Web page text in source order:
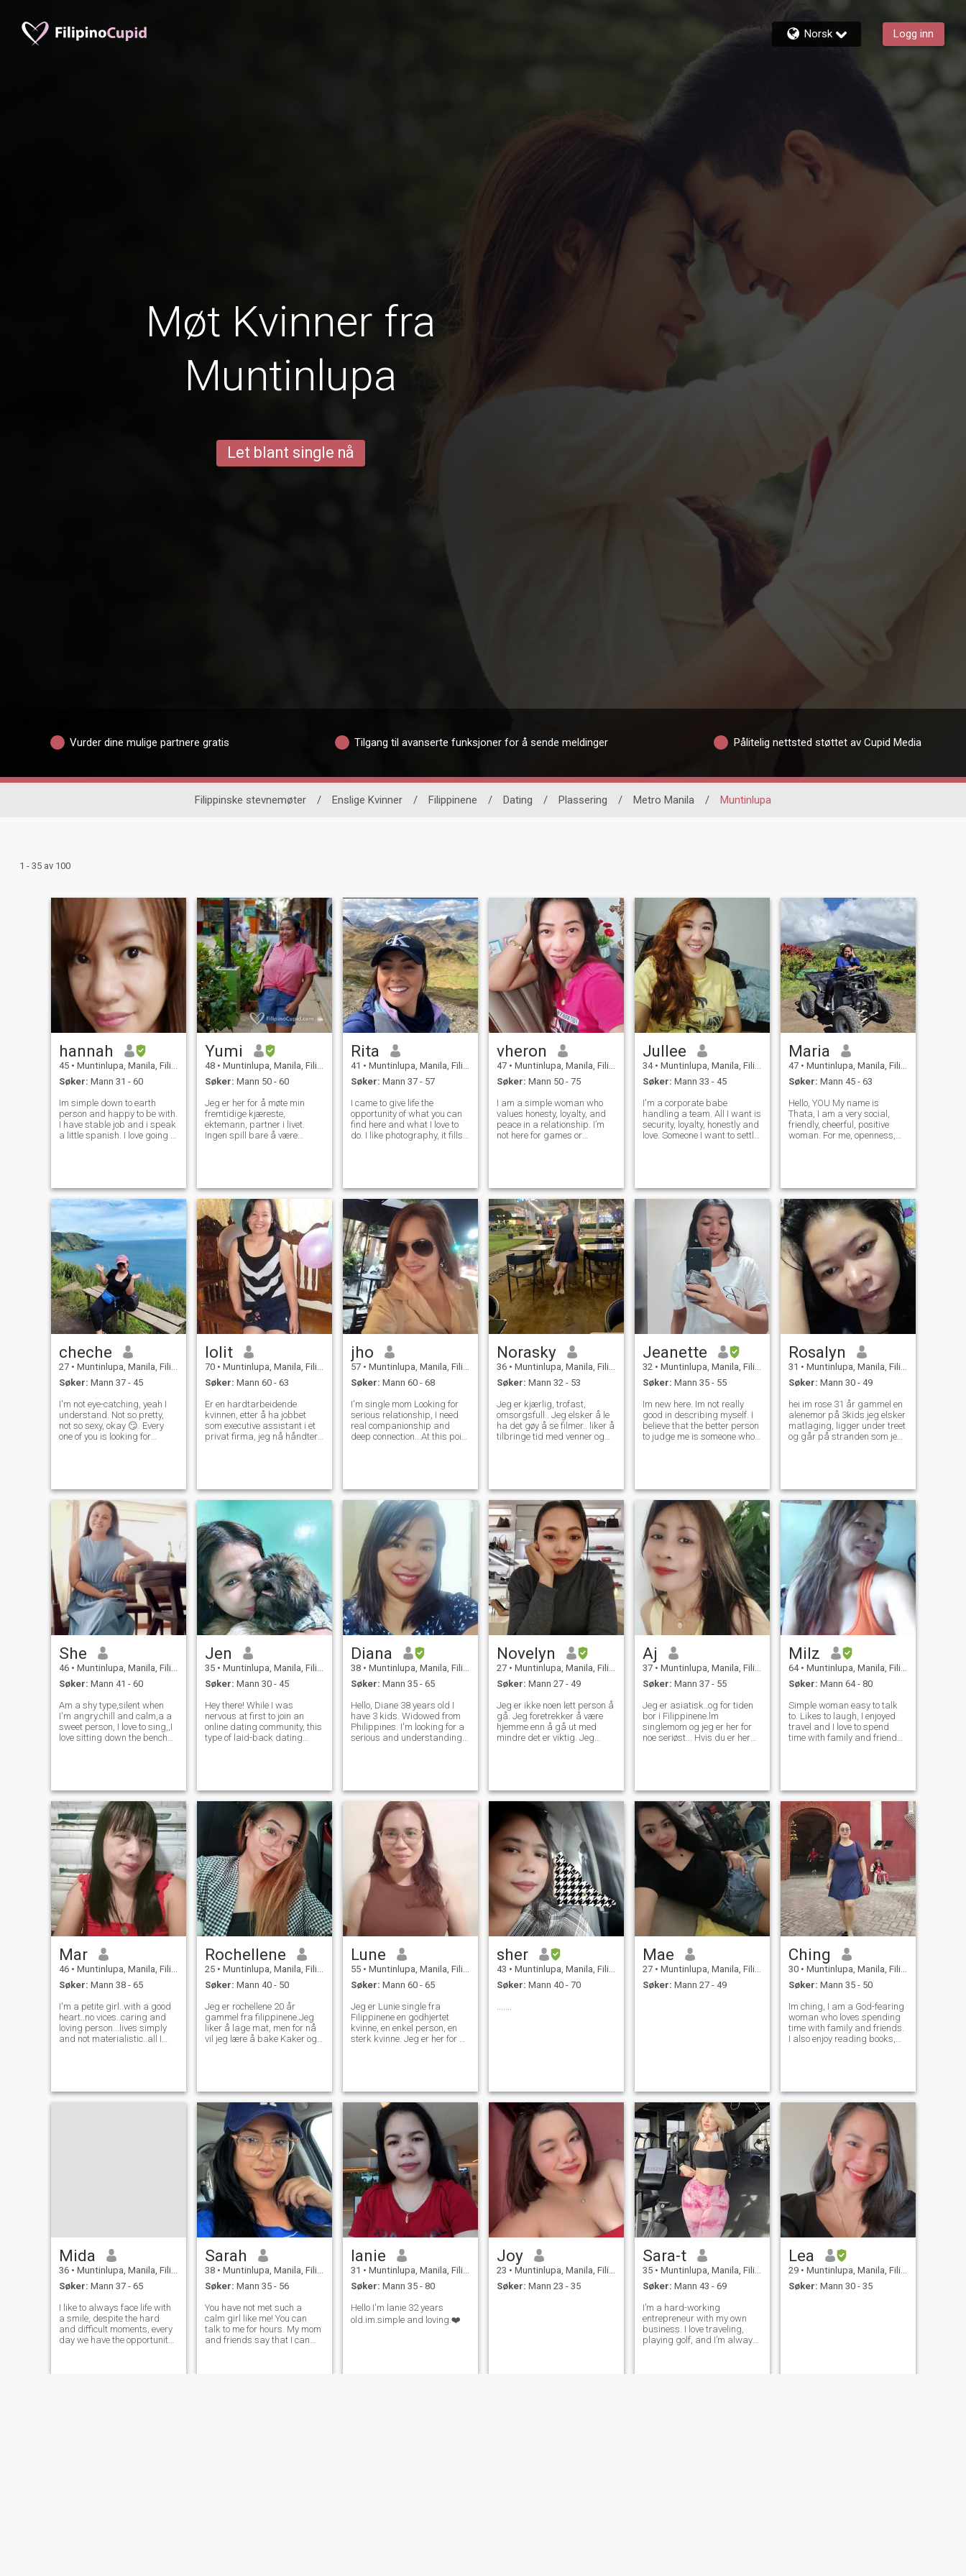
Norsk Logg inn
Møt Kvinner fra
Muntinlupa
Let blant single nå
Vurder dine mulige partnere gratis Tilgang til avanserte funksjoner for å sende meldinger Pålitelig nettsted støttet av Cupid Media
Filippinske stevnemøter / Enslige Kvinner / Filippinene / Dating / Plassering / Metro Manila / Muntinlupa
1 - 35 av 100
hannah
45 • Muntinlupa, Manila, Filippinene
Søker: Mann 31 - 60
Im simple down to earth
person and happy to be with.
I have stable job and i speak
a little spanish. I love going to
me for any naughty st
Yumi
48 • Muntinlupa, Manila, Filippinene
Søker: Mann 50 - 60
Jeg er her for å møte min
fremtidige kjæreste,
ektemann, partner i livet.
Ingen spill bare å være
som liker å reise, gjøre
eventyr og ting. Liker å bli
utfordret, lære nye ting. Være
det på min karriere,
kjærlighet og bare min
hverdag.
Rita
41 • Muntinlupa, Manila, Filippinene
Søker: Mann 37 - 57
I came to give life the
opportunity of what you can
find here and what I love to
do. I like photography, it fills
frame it in our lives s
vheron
47 • Muntinlupa, Manila, Filippinene
Søker: Mann 50 - 75
I am a simple woman who
values honesty, loyalty, and
peace in a relationship. I’m
not here for games or
real. If you are someon
Jullee
34 • Muntinlupa, Manila, Filippinene
Søker: Mann 33 - 45
I'm a corporate babe
handling a team. All I want is
security, loyalty, honestly and
love. Someone I want to settle
Gemini by the way.
Maria
47 • Muntinlupa, Manila, Filippinene
Søker: Mann 45 - 63
Hello, YOU My name is
Thata, I am a very social,
friendly, cheerful, positive
woman. For me, openness,
is in my nature. I love music, I
als
cheche
27 • Muntinlupa, Manila, Filippinene
Søker: Mann 37 - 45
I'm not eye-catching, yeah I
understand. Not so pretty,
not so sexy, okay 😏. Every
one of you is looking for
ending? They will cheat you
😔.
lolit
70 • Muntinlupa, Manila, Filippinene
Søker: Mann 60 - 63
Er en hardtarbeidende
kvinnen, etter å ha jobbet
som executive assistant i et
privat firma, jeg nå håndtere
visjon i livet. Jeg er en natur-
elsker og glad av å se
løgnere og person med skjult
agenda. Jeg liker å møte en
person som er optimistiske
eller en person av
substansen.
jho
57 • Muntinlupa, Manila, Filippinene
Søker: Mann 60 - 68
I'm single mom Looking for
serious relationship, I need
real companionship and
deep connection...At this point
happy together, I hope to find
some
Norasky
36 • Muntinlupa, Manila, Filippinene
Søker: Mann 32 - 53
Jeg er kjærlig, trofast,
omsorgsfull.. Jeg elsker å le
ha det gøy å se filmer.. liker å
tilbringe tid med venner og
noen få bilder, så hvis du vil
bli kjent med meg bedre, bør
du sende meg beskjed.
Jeanette
32 • Muntinlupa, Manila, Filippinene
Søker: Mann 35 - 55
Im new here. Im not really
good in describing myself. I
believe that the better person
to judge me is someone who
that person trying
Rosalyn
31 • Muntinlupa, Manila, Filippinene
Søker: Mann 30 - 49
hei im rose 31 år gammel en
alenemor på 3kids.jeg elsker
matlaging, ligger under treet
og går på stranden som jeg
gitt. Jeg elsker barn og mest
viktig for meg er familien
min,jeg brenner i livet,jeg gir
min 100℅ kjærlighet hvis en
mann jeg møter er virkelig
seriøst å ha en familie i
fremtiden, jeg drikker ikke og
røyker, alt jeg vil er å ha en
følgesvenn til å elske og ta
vare på resten av livet mitt,
She
46 • Muntinlupa, Manila, Filippinene
Søker: Mann 41 - 60
Am a shy type,silent when
I'm angry.chill and calm,a a
sweet person, I love to sing,,I
love sitting down the bench
mistake.i am not perfect but
this
Jen
35 • Muntinlupa, Manila, Filippinene
Søker: Mann 30 - 45
Hey there! While I was
nervous at first to join an
online dating community, this
type of laid-back dating
before really opening up. I'm
look
Diana
38 • Muntinlupa, Manila, Filippinene
Søker: Mann 35 - 65
Hello, Diane 38 years old I
have 3 kids. Widowed from
Philippines. I'm looking for a
serious and understanding
message me and get
knowing each othe
Novelyn
27 • Muntinlupa, Manila, Filippinene
Søker: Mann 27 - 49
Jeg er ikke noen lett person å
gå. Jeg foretrekker å være
hjemme enn å gå ut med
mindre det er viktig. Jeg
fotturer og tilbringe tid med
deg, det er min fred. Ikke
spill følelsene mine hvis du er
motsatt med det.
Aj
37 • Muntinlupa, Manila, Filippinene
Søker: Mann 37 - 55
Jeg er asiatisk..og for tiden
bor i Filippinene.lm
singlemom og jeg er her for
noe seriøst... Hvis du er her
U😘or&nbsp;
Milz
64 • Muntinlupa, Manila, Filippinene
Søker: Mann 64 - 80
Simple woman easy to talk
to. Likes to laugh, I enjoyed
travel and I love to spend
time with family and friends.
simple hi we can start a go
Mar
46 • Muntinlupa, Manila, Filippinene
Søker: Mann 38 - 65
I'm a petite girl..with a good
heart..no vices..caring and
loving person...lives simply
and not materialistic..all I
life is to love and be loved
Rochellene
25 • Muntinlupa, Manila, Filippinene
Søker: Mann 40 - 50
Jeg er rochellene 20 år
gammel fra filippinene.Jeg
liker å lage mat, men for nå
vil jeg lære å bake Kaker og
woman.i håper jeg fant Her
min partner i livet..og vær så
snill jeg virkelig ikke liker de
PERVERS gutta og ber om et
nakent bilde av me.because
for din informasjon jeg er
ikke så slags en kvinne også
jeg ikke ønsker å spille spill
spesielt til løgnens TAKK😘
Lune
55 • Muntinlupa, Manila, Filippinene
Søker: Mann 60 - 65
Jeg er Lunie single fra
Filippinene en godhjertet
kvinne, en enkel person, en
sterk kvinne. Jeg er her for å
jeg er å beskytte meg og
elske meg for alltid. Gud
velsigne deg. - Godt.
sher
43 • Muntinlupa, Manila, Filippinene
Søker: Mann 40 - 70
.......
Mae
27 • Muntinlupa, Manila, Filippinene
Søker: Mann 27 - 49
Ching
30 • Muntinlupa, Manila, Filippinene
Søker: Mann 35 - 50
Im ching, I am a God-fearing
woman who loves spending
time with family and friends.
I also enjoy reading books,
to build a life with me that is
Mida
36 • Muntinlupa, Manila, Filippinene
Søker: Mann 37 - 65
I like to always face life with
a smile, despite the hard
and difficult moments, every
day we have the opportunity
Sarah
38 • Muntinlupa, Manila, Filippinene
Søker: Mann 35 - 56
You have not met such a
calm girl like me! You can
talk to me for hours. My mom
and friends say that I can
lanie
31 • Muntinlupa, Manila, Filippinene
Søker: Mann 35 - 80
Hello I'm lanie 32 years
old.im.simple and loving.❤️
Joy
23 • Muntinlupa, Manila, Filippinene
Søker: Mann 23 - 35
Sara-t
35 • Muntinlupa, Manila, Filippinene
Søker: Mann 43 - 69
I’m a hard-working
entrepreneur with my own
business. I love traveling,
playing golf, and I’m always
Lea
29 • Muntinlupa, Manila, Filippinene
Søker: Mann 30 - 35